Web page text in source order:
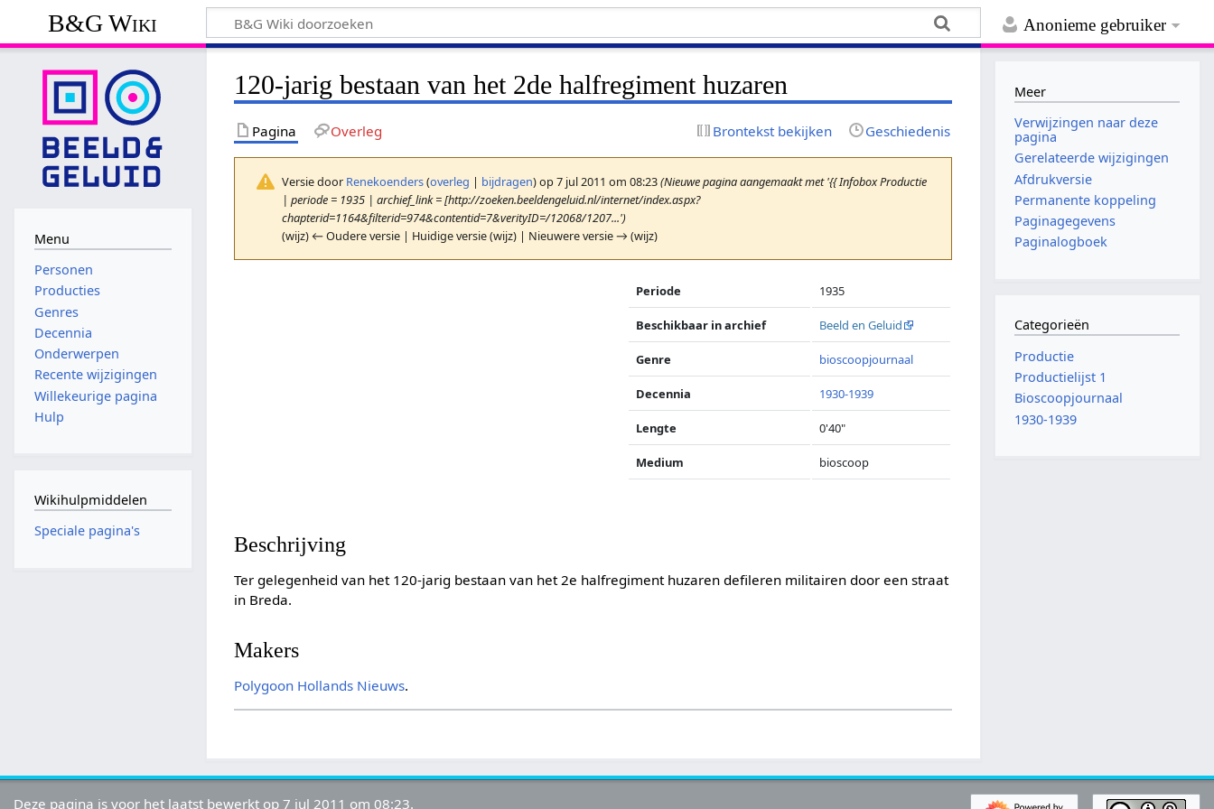
Anonieme gebruiker
B&G Wiki
120-jarig bestaan van het 2de halfregiment huzaren
Pagina Overleg Brontekst bekijken Geschiedenis
Versie door Renekoenders(overleg | bijdragen)op 7 jul 2011 om 08:23(Nieuwe pagina aangemaakt met '{{ Infobox Productie
| periode = 1935 | archief_link = [http://zoeken.beeldengeluid.nl/internet/index.aspx?
chapterid=1164&filterid=974&contentid=7&verityID=/12068/1207...')
(wijz) ← Oudere versie | Huidige versie (wijz) | Nieuwere versie → (wijz)
Periode 1935
Beschikbaar in archief Beeld en Geluid
Genre bioscoopjournaal
Decennia 1930-1939
Lengte 0'40"
Medium bioscoop
Beschrijving
Ter gelegenheid van het 120-jarig bestaan van het 2e halfregiment huzaren defileren militairen door een straat
in Breda.
Makers
Polygoon Hollands Nieuws.
Menu
Personen
Producties
Genres
Decennia
Onderwerpen
Recente wijzigingen
Willekeurige pagina
Hulp
Wikihulpmiddelen
Speciale pagina's
Meer
Verwijzingen naar deze
pagina
Gerelateerde wijzigingen
Afdrukversie
Permanente koppeling
Paginagegevens
Paginalogboek
Categorieën
Productie
Productielijst 1
Bioscoopjournaal
1930-1939
Deze pagina is voor het laatst bewerkt op 7 jul 2011 om 08:23.